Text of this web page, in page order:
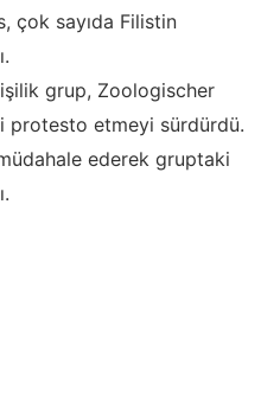
çok sayıda Filistin
grup, Zoologischer
protesto etmeyi sürdürdü.
ederek gruptaki